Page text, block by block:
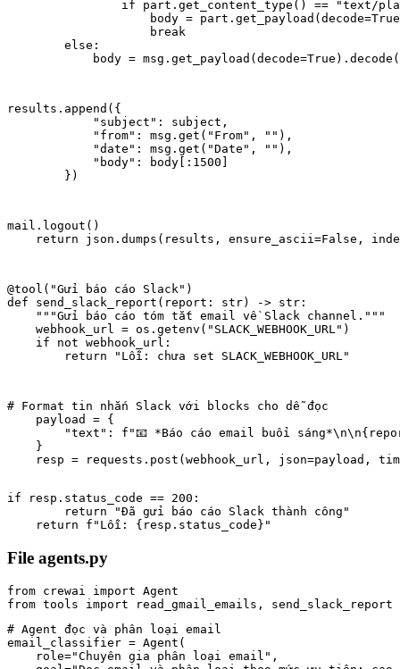
if part.get_content_type() == "text/
body =
                    break
        else:
body =
results.append({
            "subject": subject,
            "from": msg.get("From", ""),
            "date": msg.get("Date", ""),
            "body": body[:1500]
        })
mail.logout()
return json.dumps(results, ensure_ascii=False,
@tool("Gửi báo cáo Slack")
def send_slack_report(report: str) -> str:
    """Gửi báo cáo tóm tắt email về Slack channel."""
    webhook_url = os.getenv("SLACK_WEBHOOK_URL")
    if not webhook_url:
        return "Lỗi: chưa set SLACK_WEBHOOK_URL"
# Format tin nhắn Slack với blocks cho dễ đọc
    payload = {
"text": f"📧 *Báo cáo email buổi
    }
resp = requests.post(webhook_url, json=payload,
if resp.status_code == 200:
        return "Đã gửi báo cáo Slack thành công"
    return f"Lỗi: {resp.status_code}"
File agents.py
from crewai import Agent
# Agent đọc và phân loại email
email_classifier = Agent(
    role="Chuyên gia phân loại email",